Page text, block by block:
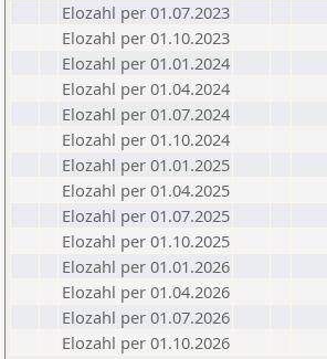
Elozahl per 01.07.2023
Elozahl per 01.10.2023
Elozahl per 01.01.2024
Elozahl per 01.04.2024
Elozahl per 01.07.2024
Elozahl per 01.10.2024
Elozahl per 01.01.2025
Elozahl per 01.04.2025
Elozahl per 01.07.2025
Elozahl per 01.10.2025
Elozahl per 01.01.2026
Elozahl per 01.04.2026
Elozahl per 01.07.2026
Elozahl per 01.10.2026